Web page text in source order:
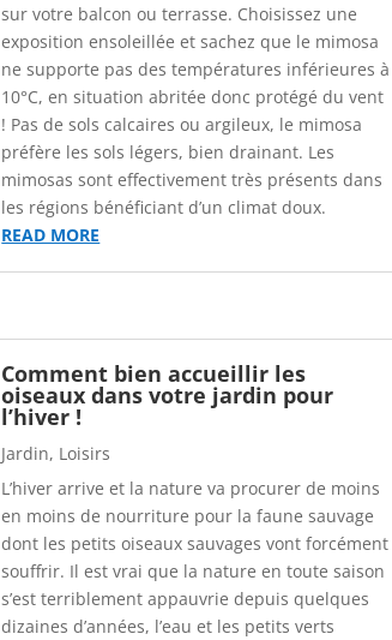
sur votre balcon ou terrasse. Choisissez une
exposition ensoleillée et sachez que le mimosa
ne supporte pas des températures inférieures à
10°C, en situation abritée donc protégé du vent
! Pas de sols calcaires ou argileux, le mimosa
préfère les sols légers, bien drainant. Les
mimosas sont effectivement très présents dans
les régions bénéficiant d’un climat doux.
READ MORE
Comment bien accueillir les
oiseaux dans votre jardin pour
l’hiver !
Jardin, Loisirs
L’hiver arrive et la nature va procurer de moins
en moins de nourriture pour la faune sauvage
dont les petits oiseaux sauvages vont forcément
souffrir. Il est vrai que la nature en toute saison
s’est terriblement appauvrie depuis quelques
dizaines d’années, l’eau et les petits verts